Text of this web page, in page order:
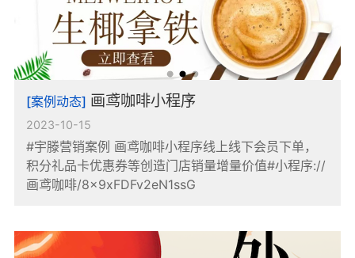
[案例动态] 画鸢咖啡小程序
2023-10-15
#宇滕营销案例 画鸢咖啡小程序线上线下会员下单，
积分礼品卡优惠券等创造门店销量增量价值#小程序://
画鸢咖啡/8x9xFDFv2eN1ssG